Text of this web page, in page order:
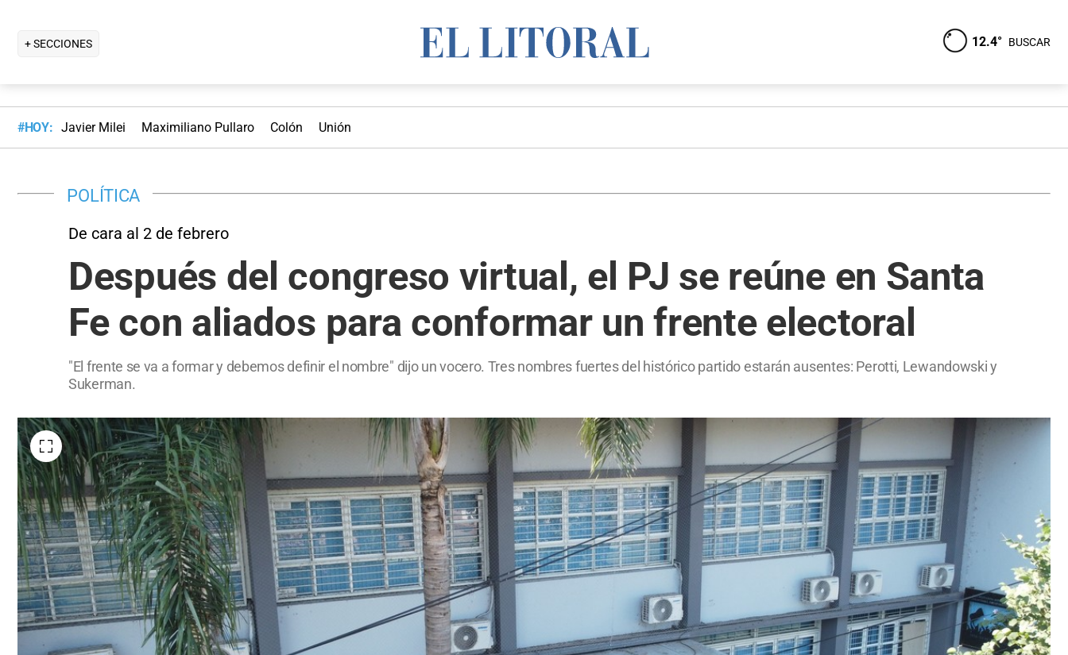
+ SECCIONES 12.4° BUSCAR
#HOY: Javier Milei Maximiliano Pullaro Colón Unión
POLÍTICA
De cara al 2 de febrero
Después del congreso virtual, el PJ se reúne en Santa
Fe con aliados para conformar un frente electoral
"El frente se va a formar y debemos definir el nombre" dijo un vocero. Tres nombres fuertes del histórico partido estarán ausentes: Perotti, Lewandowski y
Sukerman.